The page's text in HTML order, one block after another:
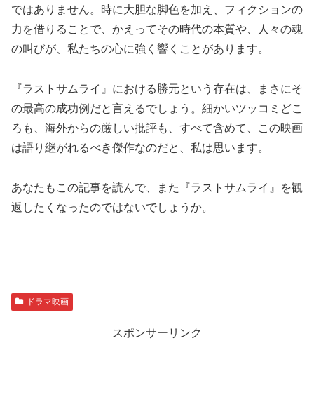
ではありません。時に大胆な脚色を加え、フィクションの
力を借りることで、かえってその時代の本質や、人々の魂
の叫びが、私たちの心に強く響くことがあります。
『ラストサムライ』における勝元という存在は、まさにそ
の最高の成功例だと言えるでしょう。細かいツッコミどこ
ろも、海外からの厳しい批評も、すべて含めて、この映画
は語り継がれるべき傑作なのだと、私は思います。
あなたもこの記事を読んで、また『ラストサムライ』を観
返したくなったのではないでしょうか。
ドラマ映画
スポンサーリンク